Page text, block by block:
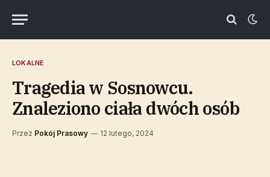
LOKALNE
Tragedia w Sosnowcu.
Znaleziono ciała dwóch osób
Przez Pokój Prasowy 12 lutego, 2024